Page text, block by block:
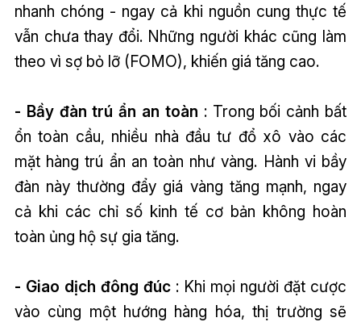
nhanh chóng - ngay cả khi nguồn cung thực tế
vẫn chưa thay đổi. Những người khác cũng làm
theo vì sợ bỏ lỡ (FOMO), khiến giá tăng cao.
- Bầy đàn trú ẩn an toàn : Trong bối cảnh bất
ổn toàn cầu, nhiều nhà đầu tư đổ xô vào các
mặt hàng trú ẩn an toàn như vàng. Hành vi bầy
đàn này thường đẩy giá vàng tăng mạnh, ngay
cả khi các chỉ số kinh tế cơ bản không hoàn
toàn ủng hộ sự gia tăng.
- Giao dịch đông đúc: Khi mọi người đặt cược
vào cùng một hướng hàng hóa, thị trường sẽ